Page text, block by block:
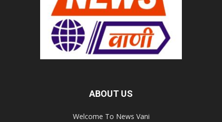
ABOUT US
Welcome To News Vani